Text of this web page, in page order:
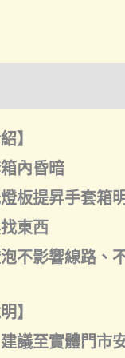
】
內昏暗
板提昇手套箱
東西
不影響線路、
】
議至實體門市